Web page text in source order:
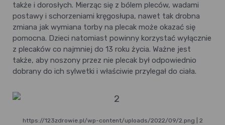
także i dorosłych. Mierząc się z bólem pleców, wadami
postawy i schorzeniami kręgosłupa, nawet tak drobna
zmiana jak wymiana torby na plecak może okazać się
pomocna. Dzieci natomiast powinny korzystać wyłącznie
z plecaków co najmniej do 13 roku życia. Ważne jest
także, aby noszony przez nie plecak był odpowiednio
dobrany do ich sylwetki i właściwie przylegał do ciała.
https://123zdrowie.pl/wp-content/uploads/2022/09/2.png | 2